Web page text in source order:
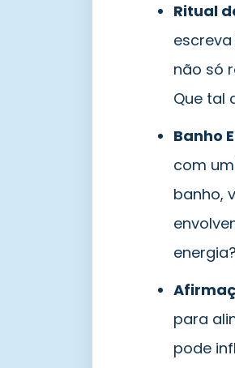
Ritual
não só
Que tal
Banho
com
banho,
energia?
para
pode